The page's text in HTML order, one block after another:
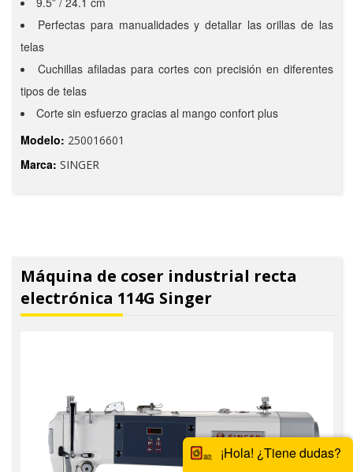
Perfectas para manualidades y detallar las orillas de las
telas
Cuchillas afiladas para cortes con precisión en diferentes
tipos de telas
Corte sin esfuerzo gracias al mango confort plus
Modelo: 250016601
Marca: SINGER
Máquina de coser industrial recta
electrónica 114G Singer
¡Hola! ¿Tiene dudas?